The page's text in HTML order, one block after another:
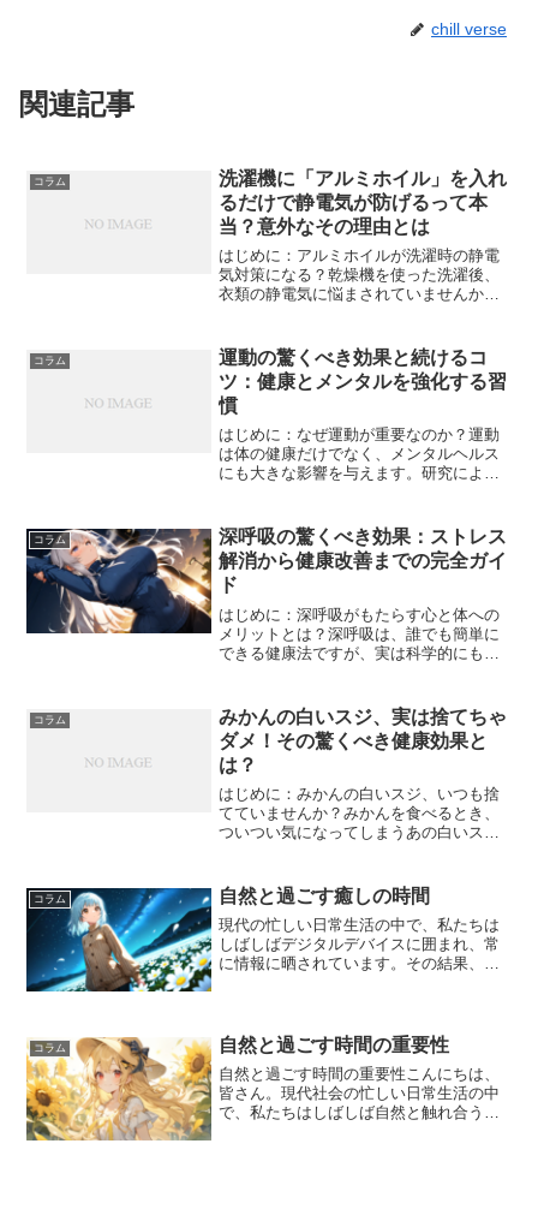
chill verse
関連記事
コラム
洗濯機に「アルミホイル」を入れ
るだけで静電気が防げるって本
当？意外なその理由とは
はじめに：アルミホイルが洗濯時の静電
気対策になる？乾燥機を使った洗濯後、
衣類の静電気に悩まされていませんか？
近にある「アルミホイル」を丸めて洗濯
機（乾燥機）に入れるだけ...
コラム
運動の驚くべき効果と続けるコ
ツ：健康とメンタルを強化する習
慣
はじめに：なぜ運動が重要なのか？運動
は体の健康だけでなく、メンタルヘルス
にも大きな影響を与えます。研究による
睡眠の質向上などのメリットがあること
が証明されています。しか...
コラム
深呼吸の驚くべき効果：ストレス
解消から健康改善までの完全ガイ
ド
はじめに：深呼吸がもたらす心と体への
メリットとは？深呼吸は、誰でも簡単に
できる健康法ですが、実は科学的にもス
を習慣にすることで、自律神経のバラン
スを整え、心身のリラック...
コラム
みかんの白いスジ、実は捨てちゃ
ダメ！その驚くべき健康効果と
は？
はじめに：みかんの白いスジ、いつも捨
てていませんか？みかんを食べるとき、
ついつい気になってしまうあの白いス
スジ、**栄養が豊富に含まれており、捨
てるのは非常にもったいな...
コラム 自然と過ごす癒しの時間
現代の忙しい日常生活の中で、私たちは
しばしばデジタルデバイスに囲まれ、常
に情報に晒されています。その結果、心
もたらしてくれる素晴らし...
コラム 自然と過ごす時間の重要性
自然と過ごす時間の重要性こんにちは、
皆さん。現代社会の忙しい日常生活の中
で、私たちはしばしば自然と触れ合う時